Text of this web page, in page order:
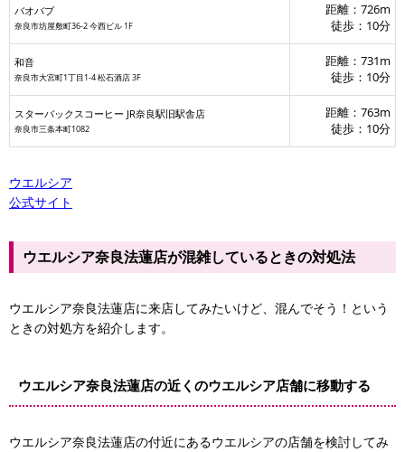
バオバブ
奈良市坊屋敷町36-2 今西ビル 1F
距離：726m
徒歩：10分
和音
奈良市大宮町1丁目1-4 松石酒店 3F
距離：731m
徒歩：10分
スターバックスコーヒー JR奈良駅旧駅舎店
奈良市三条本町1082
距離：763m
徒歩：10分
ウエルシア
公式サイト
ウエルシア奈良法蓮店が混雑しているときの対処法
ウエルシア奈良法蓮店に来店してみたいけど、混んでそう！という
ときの対処方を紹介します。
ウエルシア奈良法蓮店の近くのウエルシア店舗に移動する
ウエルシア奈良法蓮店の付近にあるウエルシアの店舗を検討してみ